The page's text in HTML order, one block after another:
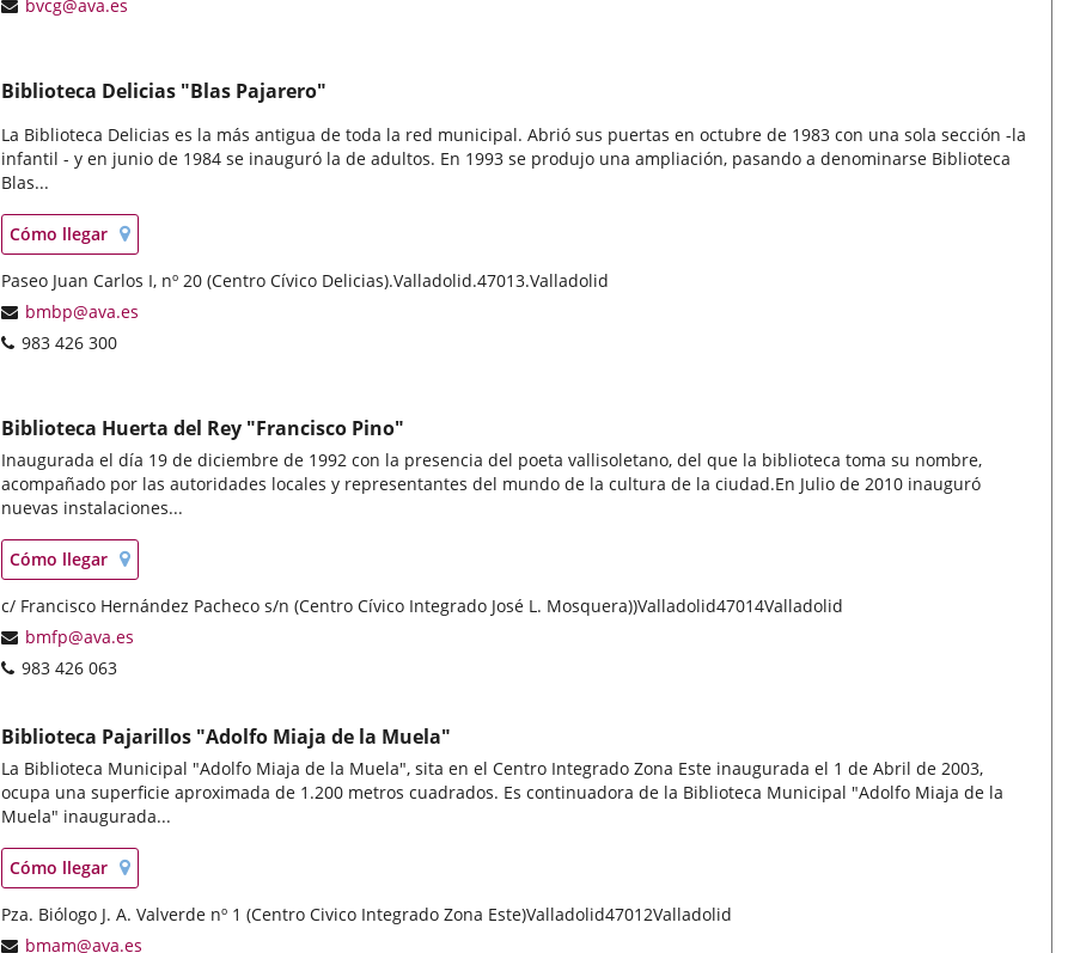
bvcg@ava.es
Biblioteca Delicias "Blas Pajarero"
La Biblioteca Delicias es la más antigua de toda la red municipal. Abrió sus puertas en octubre de 1983 con una sola sección -la
infantil - y en junio de 1984 se inauguró la de adultos. En 1993 se produjo una ampliación, pasando a denominarse Biblioteca
Blas...
Localización
en
mapa
Cómo llegar Enlace
a
una
aplicación
Dirección
postal
Paseo Juan Carlos I, nº 20 (Centro Cívico Delicias).Valladolid.47013.Valladolid
Dirección
de
bmbp@ava.es
Teléfonos
983 426 300
Biblioteca Huerta del Rey "Francisco Pino"
Inaugurada el día 19 de diciembre de 1992 con la presencia del poeta vallisoletano, del que la biblioteca toma su nombre,
acompañado por las autoridades locales y representantes del mundo de la cultura de la ciudad.En Julio de 2010 inauguró
nuevas instalaciones...
Localización
en
mapa
Cómo llegar Enlace
a
una
aplicación
Dirección
postal
c/ Francisco Hernández Pacheco s/n (Centro Cívico Integrado José L. Mosquera))Valladolid47014Valladolid
Dirección
de
bmfp@ava.es
Teléfonos
983 426 063
Biblioteca Pajarillos "Adolfo Miaja de la Muela"
La Biblioteca Municipal "Adolfo Miaja de la Muela", sita en el Centro Integrado Zona Este inaugurada el 1 de Abril de 2003,
ocupa una superficie aproximada de 1.200 metros cuadrados. Es continuadora de la Biblioteca Municipal "Adolfo Miaja de la
Muela" inaugurada...
Localización
en
mapa
Cómo llegar Enlace
a
una
aplicación
Dirección
postal
Pza. Biólogo J. A. Valverde nº 1 (Centro Civico Integrado Zona Este)Valladolid47012Valladolid
Dirección
bmam@ava.es